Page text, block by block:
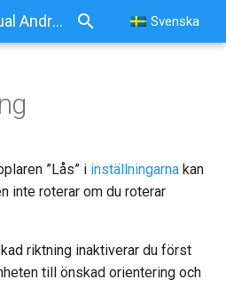
Topo GPS Manual Android Svenska
”Lås” i inställningarna kan
inte roterar om du roterar
riktning inaktiverar du först
till önskad orientering och